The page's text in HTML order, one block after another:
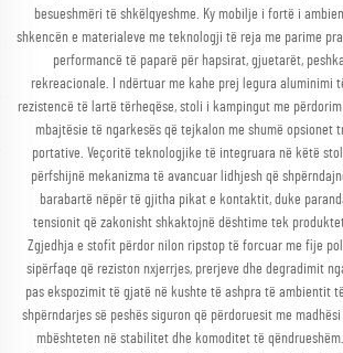
besueshmëri të shkëlqyeshme. Ky mobilje i fortë i
shkencën e materialeve me teknologji të reja me parime
performancë të paparë për hapsirat, gjuetarët,
rekreacionale. I ndërtuar me kahe prej legura aluminimi
rezistencë të lartë tërheqëse, stoli i kampingut me
mbajtësie të ngarkesës që tejkalon me shumë opsionet
portative. Veçoritë teknologjike të integruara në këtë
përfshijnë mekanizma të avancuar lidhjesh që
barabartë nëpër të gjitha pikat e kontaktit, duke
tensionit që zakonisht shkaktojnë dështime tek
Zgjedhja e stofit përdor nilon ripstop të forcuar me fije
sipërfaqe që reziston nxjerrjes, prerjeve dhe degradimit
pas ekspozimit të gjatë në kushte të ashpra të ambientit
shpërndarjes së peshës siguron që përdoruesit me
mbështeten në stabilitet dhe komoditet të